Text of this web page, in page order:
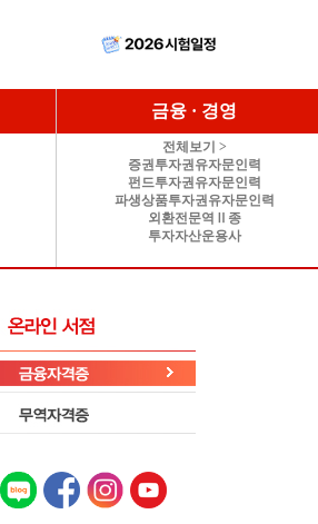
금융 · 경영
전체보기 >
증권투자권유자문인력
펀드투자권유자문인력
파생상품투자권유자문인력
외환전문역Ⅱ종
투자자산운용사